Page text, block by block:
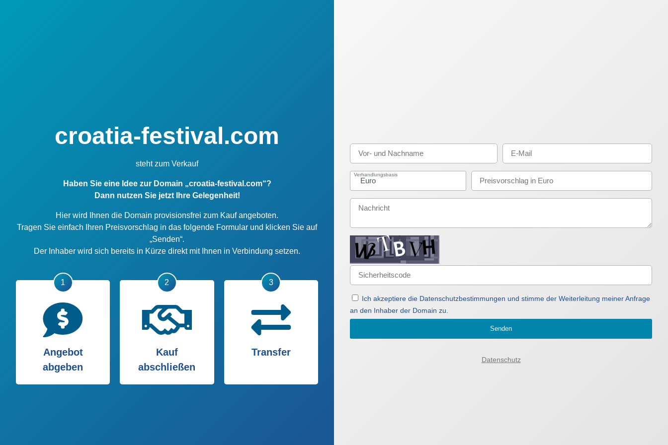
croatia-festival.com
steht zum Verkauf
Haben Sie eine Idee zur Domain „croatia-festival.com“?
Dann nutzen Sie jetzt Ihre Gelegenheit!
Hier wird Ihnen die Domain provisionsfrei zum Kauf angeboten.
Tragen Sie einfach Ihren Preisvorschlag in das folgende Formular und klicken Sie auf
„Senden“.
Der Inhaber wird sich bereits in Kürze direkt mit Ihnen in Verbindung setzen.
Angebot
abgeben
Kauf
abschließen
Transfer
Verhandlungsbasis
Ich akzeptiere die Datenschutzbestimmungen und stimme der Weiterleitung meiner Anfrage
an den Inhaber der Domain zu.
Senden
Datenschutz